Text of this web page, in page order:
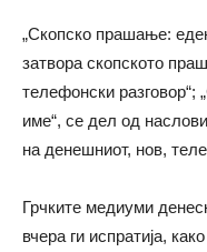
„Скопско прашање:
затвора скопското
телефонски разговор“;
име“, се дел од
на денешниот, нов,
Грчките медиуми
вчера ги испратија,